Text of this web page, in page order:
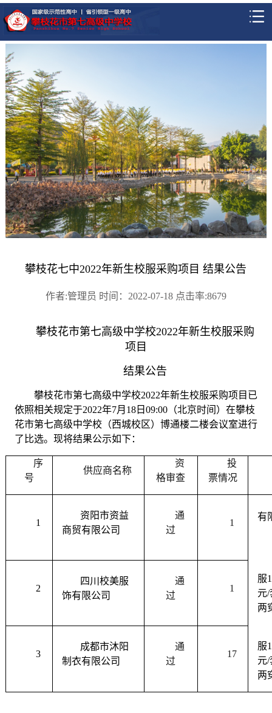
攀枝花七中2022年新生校服采购项目 结果公告
作者:管理员 时间：2022-07-18 点击率:8679
攀枝花市第七高级中学校2022年新生校服采购
项目
结果公告
攀枝花市第七高级中学校2022年新生校服采购项目已
依照相关规定于2022年7月18日09:00（北京时间）在攀枝
花市第七高级中学校（西城校区）博通楼二楼会议室进行
了比选。现将结果公示如下：
序
号
供应商名称
资
格审查
投
票情况
1
资阳市资益
商贸有限公司
通
过
1
有
服
元/
两
服
元/
两
2
四川校美服
饰有限公司
通
过
1
3
成都市沐阳
制衣有限公司
通
过
17